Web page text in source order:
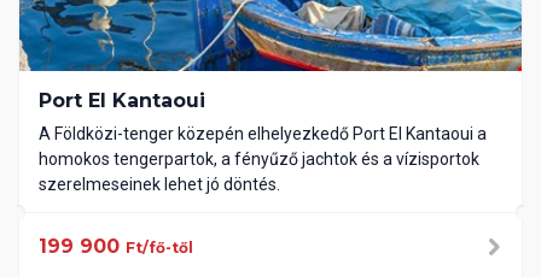
Port El Kantaoui
A Földközi-tenger közepén elhelyezkedő Port El Kantaoui a
homokos tengerpartok, a fényűző jachtok és a vízisportok
szerelmeseinek lehet jó döntés.
199 900 Ft/fő-től